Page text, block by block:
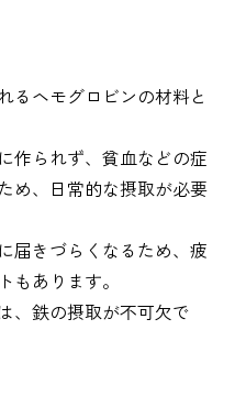
るヘモグロビンの材料と
作られず、貧血などの症
め、日常的な摂取が必要
届きづらくなるため、疲
もあります。
、鉄の摂取が不可欠で